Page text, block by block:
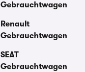
Gebrauchtwagen
Renault
Gebrauchtwagen
SEAT
Gebrauchtwagen